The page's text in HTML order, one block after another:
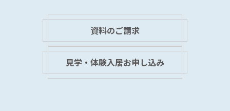
資料のご請求
見学・体験入居お申し込み